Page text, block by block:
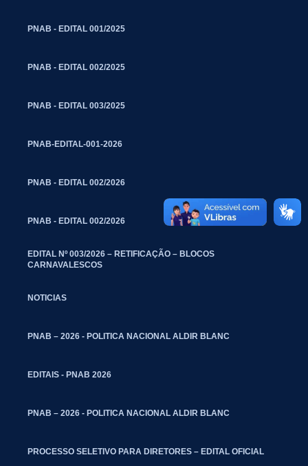
PNAB - EDITAL 001/2025
PNAB - EDITAL 002/2025
PNAB - EDITAL 003/2025
PNAB-EDITAL-001-2026
PNAB - EDITAL 002/2026
PNAB - EDITAL 002/2026
EDITAL Nº 003/2026 – RETIFICAÇÃO – BLOCOS
CARNAVALESCOS
NOTICIAS
PNAB – 2026 - POLITICA NACIONAL ALDIR BLANC
EDITAIS - PNAB 2026
PNAB – 2026 - POLITICA NACIONAL ALDIR BLANC
PROCESSO SELETIVO PARA DIRETORES – EDITAL OFICIAL